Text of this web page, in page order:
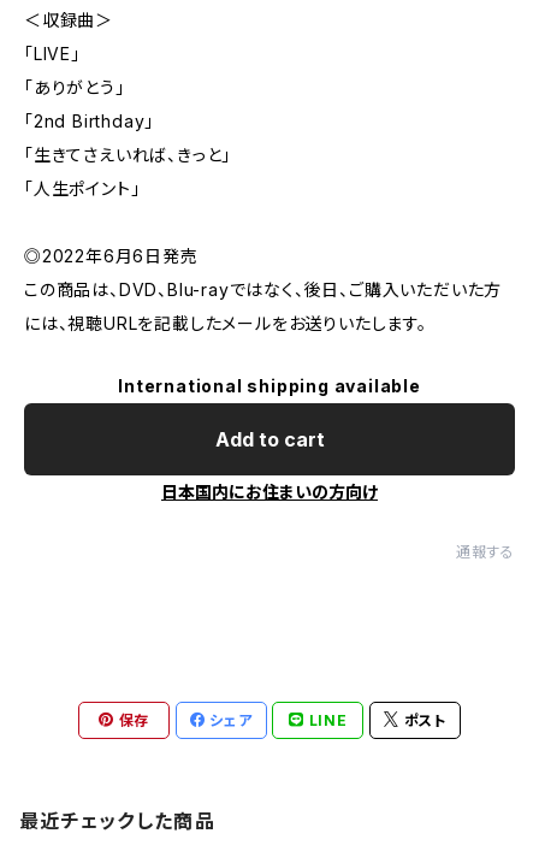
＜収録曲＞
「LIVE」
「ありがとう」
「2nd Birthday」
「生きてさえいれば、きっと」
「人生ポイント」
◎2022年6月6日発売
この商品は、DVD、Blu-rayではなく、後日、ご購入いただいた方
には、視聴URLを記載したメールをお送りいたします。
International shipping available
Add to cart
日本国内にお住まいの方向け
通報する
保存 シェア LINE ポスト
最近チェックした商品